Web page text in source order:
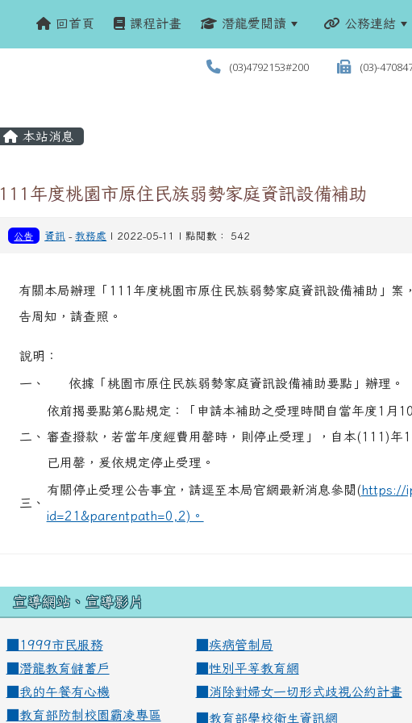
回首頁 課程計畫 潛龍愛閱讀 公務連結
(03)4792153#200 (03)-
本站消息
111年度桃園市原住民族弱勢家庭資訊設備補助
公告 資訊 -教務處 | 2022-05-11 | 點閱數： 542
有關本局辦理「111年度桃園市原住民族弱勢家庭資訊設備補助」案
告周知，請查照。
說明：
一、 依據「桃園市原住民族弱勢家庭資訊設備補助要點」辦理。
二、
依前揭要點第6點規定：「申請本補助之受理時間自當年度1月
審查撥款，若當年度經費用罄時，則停止受理」，自本(111)年
已用罄，爰依規定停止受理。
三、
有關停止受理公告事宜，請逕至本局官網最新消息參閱(https://
id=21&parentpath=0,2)。
宣導網站、宣導影片
■1999市民服務 疾病管制局
潛龍教育儲蓄戶 性別平等教育網
我的午餐有心機
消除對婦女一切形式歧視公約計畫
教育部防制校園霸凌專區
教育部學校衛生資訊網